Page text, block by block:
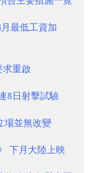
最低工資加
求重啟
8日射擊試驗
場並無改變
下月大陸上映